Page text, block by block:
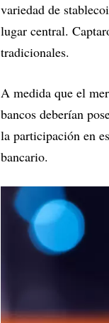
variedad de
lugar central.
tradicionales.
A medida que el
bancos deberían
la participación en
bancario.